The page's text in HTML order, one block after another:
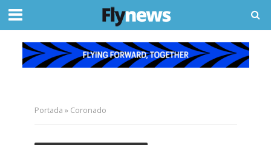
Portada » Coronado